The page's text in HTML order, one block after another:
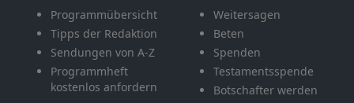
Programmübersicht
Tipps der Redaktion
Sendungen von A-Z
Programmheft
kostenlos anfordern
Weitersagen
Beten
Spenden
Testamentsspende
Botschafter werden